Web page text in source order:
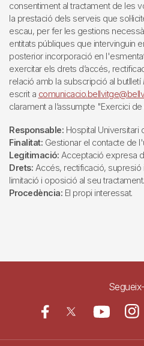
consentiment al tractament de les
la prestació dels serveis que
escau, per fer les gestions
entitats públiques que intervinguin
posterior incorporació en
exercitar els drets d’accés,
relació amb la subscripció al butlletí
escrit a
clarament a l’assumpte "Exercici de
Responsable: Hospital Universitari
Finalitat: Gestionar el contacte de
Legitimació: Acceptació expresa
Drets: Accés, rectificació,
limitació i oposició al seu tractament.
Procedència: El propi interessat.